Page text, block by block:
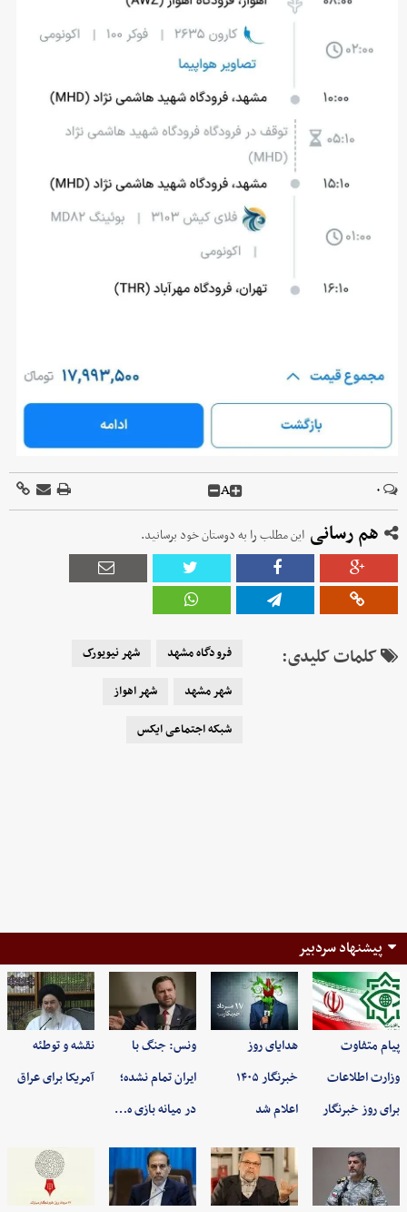
۰ A
هم رسانی این مطلب را به دوستان خود برسانید.
کلمات کلیدی: فرودگاه مشهد
شهر نیویورک
شهر مشهد
شهر اهواز
شبکه اجتماعی ایکس
پیشنهاد سردبیر
پیام متفاوت
وزارت اطلاعات
برای روز خبرنگار
هدایای روز
خبرنگار ۱۴۰۵
اعلام شد
ونس: جنگ با
ایران تمام نشده؛
در میانه بازی ه…
نقشه و توطئه
آمریکا برای عراق